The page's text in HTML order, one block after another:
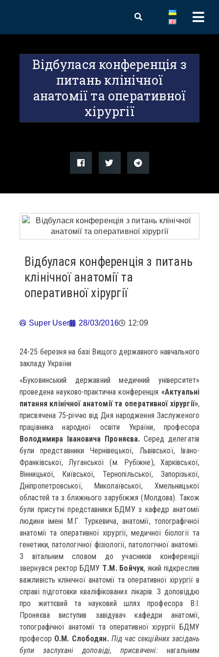
Відбулася конференція з
питань клінічної
анатомії та оперативної
хірургії
Відбулася конференція з питань
клінічної анатомії та
оперативної хірургії
Super User 28/03/2016 12:09
24-25 березня на базі Вищого державного навчального
закладу України
«Буковинський державний медичний університет»
проведена науково-практична конференція «Актуальні
питання клінічної анатомії та оперативної хірургії»,
присвячена 75-річчю від Дня народження Заслуженого
працівника народної освіти України, професора
Володимира Івановича Проняєва. Серед делегатів
були представники Чернівецької, Львівської, Івано-
Франківської, Луганської (м. Рубіжне), Харківської,
Вінницької, Київської, Тернопільської, Запорізької,
Дніпропетровської, Миколаївської, Хмельницької
областей та з ближнього зарубіжжя (Молдова). Також
були присутні представники БДМУ з кафедр анатомії
людини імені М.Г. Туркевича, анатомії, топографічної
анатомії та оперативної хірургії, медичної біології та
генетики, патологічної фізіології, патологічної анатомії.
З вітальним словом до учасників конференції
звернувся ректор БДМУ Т.М. Бойчук, який підкреслив
важливість клінічної анатомії та оперативної хірургії в
справі підготовки кваліфікованих лікарів. З доповіддю
про життєвий та науковий шлях професора В.І.
Проняєва виступив завідувач кафедри анатомії,
топографічної анатомії та оперативної хірургії БДМУ
професор О.М. Слободян. Під час секційних засідань
були заслухані доповіді, присвячені: нагальним